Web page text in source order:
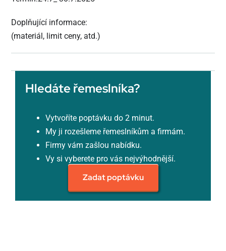
Doplňující informace:
(materiál, limit ceny, atd.)
Hledáte řemeslníka?
Vytvoříte poptávku do 2 minut.
My ji rozešleme řemeslníkům a firmám.
Firmy vám zašlou nabídku.
Vy si vyberete pro vás nejvýhodnější.
Zadat poptávku